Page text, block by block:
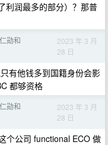
利润最多的部分）？那普
勋和
2023 年 3 月
28 日
有他钱多到国籍身份会影
都够资格
勋和
2023 年 3 月
28 日
个公司 functional ECO 做